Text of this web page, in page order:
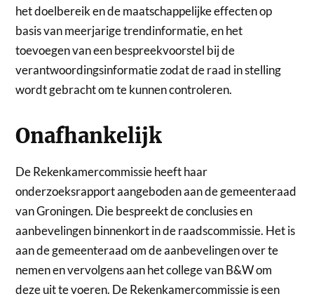
het doelbereik en de maatschappelijke effecten op
basis van meerjarige trendinformatie, en het
toevoegen van een bespreekvoorstel bij de
verantwoordingsinformatie zodat de raad in stelling
wordt gebracht om te kunnen controleren.
Onafhankelijk
De Rekenkamercommissie heeft haar
onderzoeksrapport aangeboden aan de gemeenteraad
van Groningen. Die bespreekt de conclusies en
aanbevelingen binnenkort in de raadscommissie. Het is
aan de gemeenteraad om de aanbevelingen over te
nemen en vervolgens aan het college van B&W om
deze uit te voeren. De Rekenkamercommissie is een